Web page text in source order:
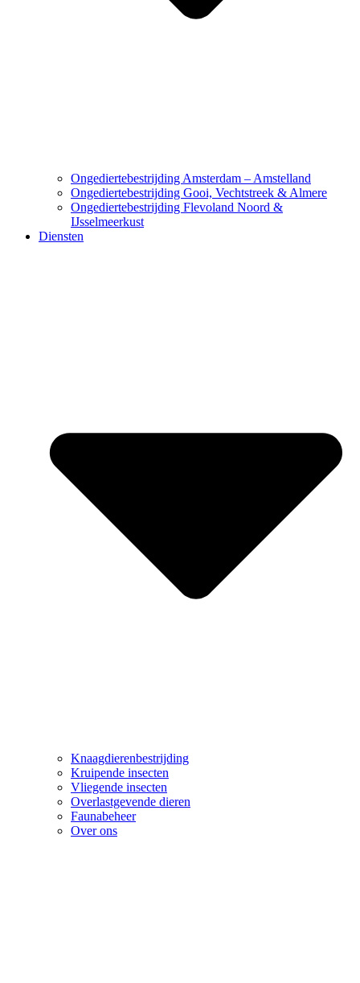
Ongediertebestrijding Amsterdam – Amstelland
Ongediertebestrijding Gooi, Vechtstreek & Almere
Ongediertebestrijding Flevoland Noord &
IJsselmeerkust
Diensten
Knaagdierenbestrijding
Kruipende insecten
Vliegende insecten
Overlastgevende dieren
Faunabeheer
Over ons